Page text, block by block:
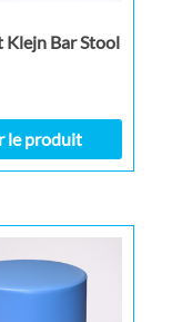
Klejn Bar Stool
le produit